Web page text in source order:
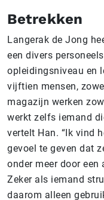
Betrekken
Langerak de Jong
een divers
opleidingsniveau en
vijftien mensen,
magazijn werken
werkt zelfs iemand
vertelt Han. “Ik vind
gevoel te geven dat
onder meer door
Zeker als iemand
daarom alleen